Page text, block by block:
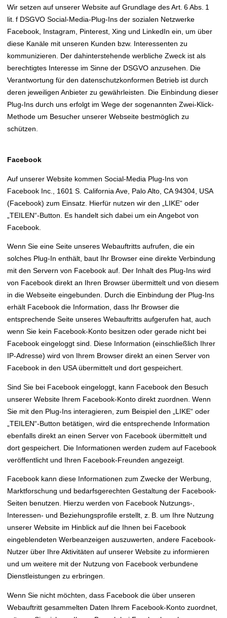
Wir setzen auf unserer Website auf Grundlage des Art. 6 Abs. 1
lit. f DSGVO Social-Media-Plug-Ins der sozialen Netzwerke
Facebook, Instagram, Pinterest, Xing und LinkedIn ein, um über
diese Kanäle mit unseren Kunden bzw. Interessenten zu
kommunizieren. Der dahinterstehende werbliche Zweck ist als
berechtigtes Interesse im Sinne der DSGVO anzusehen. Die
Verantwortung für den datenschutzkonformen Betrieb ist durch
deren jeweiligen Anbieter zu gewährleisten. Die Einbindung dieser
Plug-Ins durch uns erfolgt im Wege der sogenannten Zwei-Klick-
Methode um Besucher unserer Webseite bestmöglich zu
schützen.
Facebook
Auf unserer Website kommen Social-Media Plug-Ins von
Facebook Inc., 1601 S. California Ave, Palo Alto, CA 94304, USA
(Facebook) zum Einsatz. Hierfür nutzen wir den „LIKE“ oder
„TEILEN“-Button. Es handelt sich dabei um ein Angebot von
Facebook.
Wenn Sie eine Seite unseres Webauftritts aufrufen, die ein
solches Plug-In enthält, baut Ihr Browser eine direkte Verbindung
mit den Servern von Facebook auf. Der Inhalt des Plug-Ins wird
von Facebook direkt an Ihren Browser übermittelt und von diesem
in die Webseite eingebunden. Durch die Einbindung der Plug-Ins
erhält Facebook die Information, dass Ihr Browser die
entsprechende Seite unseres Webauftritts aufgerufen hat, auch
wenn Sie kein Facebook-Konto besitzen oder gerade nicht bei
Facebook eingeloggt sind. Diese Information (einschließlich Ihrer
IP-Adresse) wird von Ihrem Browser direkt an einen Server von
Facebook in den USA übermittelt und dort gespeichert.
Sind Sie bei Facebook eingeloggt, kann Facebook den Besuch
unserer Website Ihrem Facebook-Konto direkt zuordnen. Wenn
Sie mit den Plug-Ins interagieren, zum Beispiel den „LIKE“ oder
„TEILEN“-Button betätigen, wird die entsprechende Information
ebenfalls direkt an einen Server von Facebook übermittelt und
dort gespeichert. Die Informationen werden zudem auf Facebook
veröffentlicht und Ihren Facebook-Freunden angezeigt.
Facebook kann diese Informationen zum Zwecke der Werbung,
Marktforschung und bedarfsgerechten Gestaltung der Facebook-
Seiten benutzen. Hierzu werden von Facebook Nutzungs-,
Interessen- und Beziehungsprofile erstellt, z. B. um Ihre Nutzung
unserer Website im Hinblick auf die Ihnen bei Facebook
eingeblendeten Werbeanzeigen auszuwerten, andere Facebook-
Nutzer über Ihre Aktivitäten auf unserer Website zu informieren
und um weitere mit der Nutzung von Facebook verbundene
Dienstleistungen zu erbringen.
Wenn Sie nicht möchten, dass Facebook die über unseren
Webauftritt gesammelten Daten Ihrem Facebook-Konto zuordnet,